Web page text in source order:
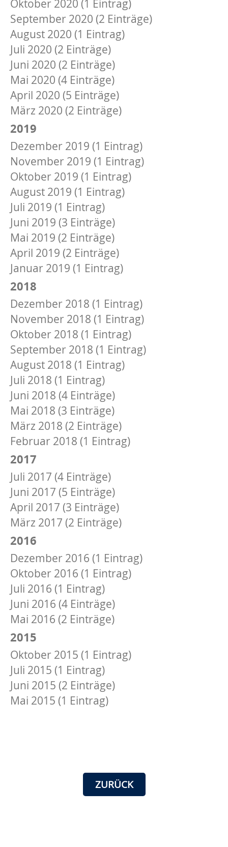
Oktober 2020 (1 Eintrag)
September 2020 (2 Einträge)
August 2020 (1 Eintrag)
Juli 2020 (2 Einträge)
Juni 2020 (2 Einträge)
Mai 2020 (4 Einträge)
April 2020 (5 Einträge)
März 2020 (2 Einträge)
2019
Dezember 2019 (1 Eintrag)
November 2019 (1 Eintrag)
Oktober 2019 (1 Eintrag)
August 2019 (1 Eintrag)
Juli 2019 (1 Eintrag)
Juni 2019 (3 Einträge)
Mai 2019 (2 Einträge)
April 2019 (2 Einträge)
Januar 2019 (1 Eintrag)
2018
Dezember 2018 (1 Eintrag)
November 2018 (1 Eintrag)
Oktober 2018 (1 Eintrag)
September 2018 (1 Eintrag)
August 2018 (1 Eintrag)
Juli 2018 (1 Eintrag)
Juni 2018 (4 Einträge)
Mai 2018 (3 Einträge)
März 2018 (2 Einträge)
Februar 2018 (1 Eintrag)
2017
Juli 2017 (4 Einträge)
Juni 2017 (5 Einträge)
April 2017 (3 Einträge)
März 2017 (2 Einträge)
2016
Dezember 2016 (1 Eintrag)
Oktober 2016 (1 Eintrag)
Juli 2016 (1 Eintrag)
Juni 2016 (4 Einträge)
Mai 2016 (2 Einträge)
2015
Oktober 2015 (1 Eintrag)
Juli 2015 (1 Eintrag)
Juni 2015 (2 Einträge)
Mai 2015 (1 Eintrag)
ZURÜCK